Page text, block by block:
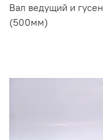
Вал ведущий и
(500мм)